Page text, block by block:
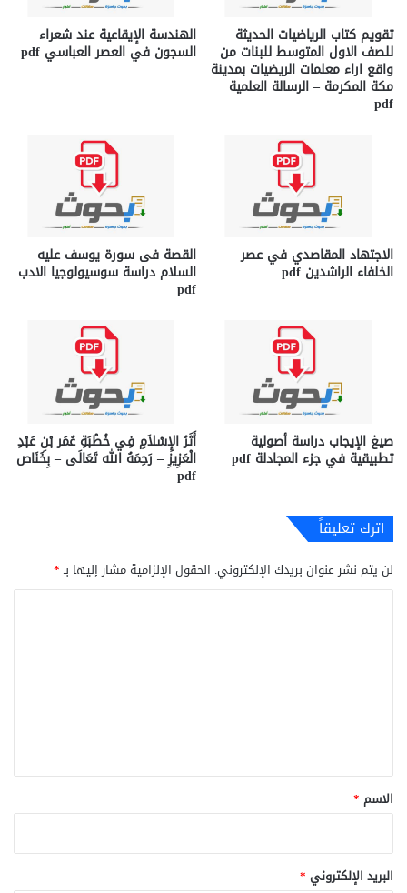
تقويم كتاب الرياضيات الحديثة
للصف الاول المتوسط للبنات من
واقع اراء معلمات الريضيات بمدينة
مكة المكرمة – الرسالة العلمية
pdf
الهندسة الإيقاعية عند شعراء
السجون في العصر العباسي pdf
الاجتهاد المقاصدي في عصر
الخلفاء الراشدين pdf
القصة فى سورة يوسف عليه
السلام دراسة سوسيولوجيا الادب
pdf
صيغ الإيجاب دراسة أصولية
تطبيقية في جزء المجادلة pdf
أَثَرُ الإِسْلاَمِ فِي خُطْبَةِ عُمَر بْنِ عَبْدِ
الْعَزِيزِ – رَحِمَهُ الله تَعَالَى – بِخَنَاص
pdf
اترك تعليقاً
لن يتم نشر عنوان بريدك الإلكتروني. الحقول الإلزامية مشار إليها بـ*
*
الاسم *
البريد الإلكتروني *